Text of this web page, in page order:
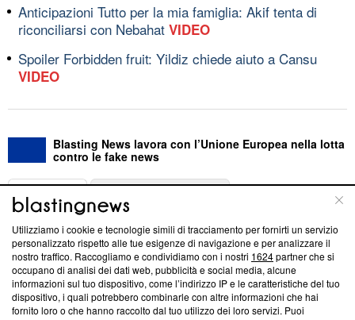
Anticipazioni Tutto per la mia famiglia: Akif tenta di
riconciliarsi con Nebahat VIDEO
Spoiler Forbidden fruit: Yildiz chiede aiuto a Cansu
VIDEO
Blasting News lavora con l’Unione Europea nella lotta
contro le fake news
ABOUT
Questa sezione offre informazioni trasparenti su Blasting
News, sui nostri processi editoriali e su come ci impegniamo a
creare news di qualità. Inoltre, afferma la nostra aderenza a
‘Trust Project - News with Integrity’Blasting News non è
ancora membro del programma, ma ha richiesto di farne
Utilizziamo i cookie e tecnologie simili di tracciamento per fornirti un servizio
personalizzato rispetto alle tue esigenze di navigazione e per analizzare il
nostro traffico. Raccogliamo e condividiamo con i nostri 1624partner che si
occupano di analisi dei dati web, pubblicità e social media, alcune
informazioni sul tuo dispositivo, come l’indirizzo IP e le caratteristiche del tuo
dispositivo, i quali potrebbero combinarle con altre informazioni che hai
fornito loro o che hanno raccolto dal tuo utilizzo dei loro servizi. Puoi